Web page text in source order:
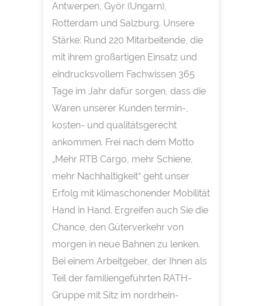
Antwerpen, Györ (Ungarn),
Rotterdam und Salzburg. Unsere
Stärke: Rund 220 Mitarbeitende, die
mit ihrem großartigen Einsatz und
eindrucksvollem Fachwissen 365
Tage im Jahr dafür sorgen, dass die
Waren unserer Kunden termin-,
kosten- und qualitätsgerecht
ankommen. Frei nach dem Motto
„Mehr RTB Cargo, mehr Schiene,
mehr Nachhaltigkeit“ geht unser
Erfolg mit klimaschonender Mobilität
Hand in Hand. Ergreifen auch Sie die
Chance, den Güterverkehr von
morgen in neue Bahnen zu lenken.
Bei einem Arbeitgeber, der Ihnen als
Teil der familiengeführten RATH-
Gruppe mit Sitz im nordrhein-